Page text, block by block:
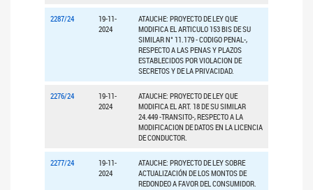
2287/24
19-11-
2024
ATAUCHE: PROYECTO DE LEY QUE
MODIFICA EL ARTICULO 153 BIS DE SU
SIMILAR N° 11.179 - CODIGO PENAL-,
RESPECTO A LAS PENAS Y PLAZOS
ESTABLECIDOS POR VIOLACION DE
SECRETOS Y DE LA PRIVACIDAD.
2276/24
19-11-
2024
ATAUCHE: PROYECTO DE LEY QUE
MODIFICA EL ART. 18 DE SU SIMILAR
24.449 -TRANSITO-, RESPECTO A LA
MODIFICACION DE DATOS EN LA LICENCIA
DE CONDUCTOR.
2277/24
19-11-
2024
ATAUCHE: PROYECTO DE LEY SOBRE
ACTUALIZACIÓN DE LOS MONTOS DE
REDONDEO A FAVOR DEL CONSUMIDOR.